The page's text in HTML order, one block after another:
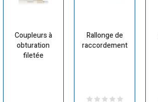
Coupleurs à
obturation
filetée
Rallonge de
raccordement